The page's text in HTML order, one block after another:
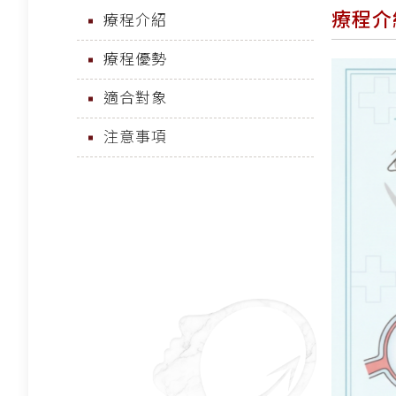
療程介紹
療程優勢
適合對象
注意事項
療程